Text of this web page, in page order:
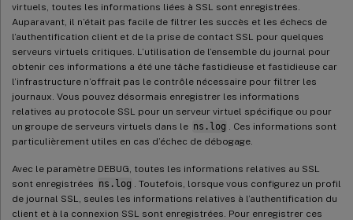
virtuels, toutes les informations liées à SSL sont enregistrées.
Auparavant, il n’était pas facile de filtrer les succès et les échecs de
l’authentification client et de la prise de contact SSL pour quelques
serveurs virtuels critiques. L’utilisation de l’ensemble du journal pour
obtenir ces informations a été une tâche fastidieuse et fastidieuse car
l’infrastructure n’offrait pas le contrôle nécessaire pour filtrer les
journaux. Vous pouvez désormais enregistrer les informations
relatives au protocole SSL pour un serveur virtuel spécifique ou pour
un groupe de serveurs virtuels dans le ns.log
. Ces informations sont
particulièrement utiles en cas d’échec de débogage.
Avec le paramètre DEBUG, toutes les informations relatives au SSL
sont enregistrées ns.log
. Toutefois, lorsque vous configurez un profil
de journal SSL, seules les informations relatives à l’authentification du
client et à la connexion SSL sont enregistrées. Pour enregistrer ces